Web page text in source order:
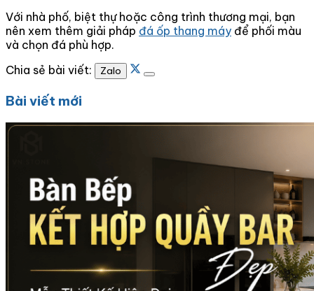
Với nhà phố, biệt thự hoặc công trình thương mại, bạn
nên xem thêm giải pháp đá ốp thang máy để phối màu
và chọn đá phù hợp.
Chia sẻ bài viết:
Zalo
Bài viết mới